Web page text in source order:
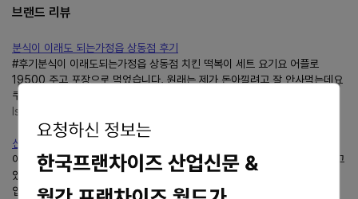
브랜드 리뷰
분식이 이래도 되는가정읍 상동점 후기
#후기분식이 이래도되는가정읍 상동점 치킨 떡복이 세트 요기요 어플로
19500 주고 포장으로 먹었습니다. 원래는 제가 돈아낄려고 잘 안사먹는데요
쿠폰이들어와있으면 안쓰면 아까우니 사먹습니다 문득...
lsylsy9691
신당동 떡볶이 맛집,분식이이래도되는가짱맛 !!!
이날 분식이래도 되는가 맛보고 우리 동네에도 제발.. 생겼으면 좋겠다고 빌고
있어요.. 제발 울... 맛집'분식이 이래도 되는가'또 방문할게요~~~~♡ - 해당
업체로부터 음식을 제공받아 시식 후, 솔직하게...